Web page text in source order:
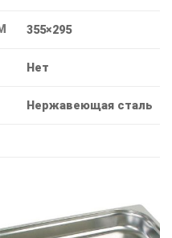
355×295
Нет
Нержавеющая сталь